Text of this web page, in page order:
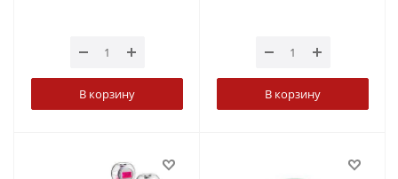
В корзину В корзину